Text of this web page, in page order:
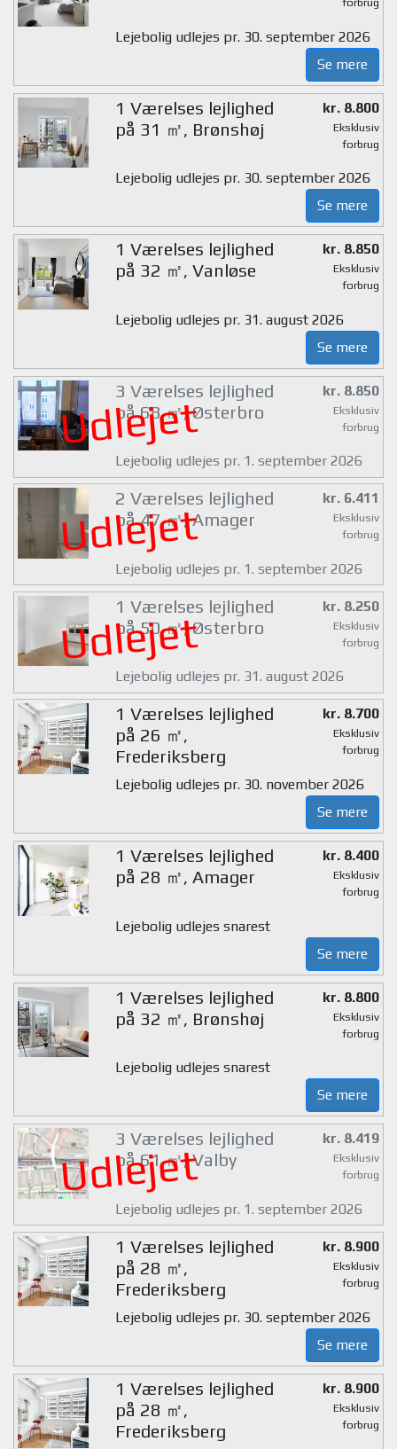
Lejebolig udlejes pr. 30. september 2026
Se mere
1 Værelses lejlighed
på 31 ㎡, Brønshøj
kr. 8.800
Eksklusiv
forbrug
Lejebolig udlejes pr. 30. september 2026
Se mere
1 Værelses lejlighed
på 32 ㎡, Vanløse
kr. 8.850
Eksklusiv
forbrug
Lejebolig udlejes pr. 31. august 2026
Se mere
Udlejet
3 Værelses lejlighed
på 68 ㎡, Østerbro
kr. 8.850
Eksklusiv
forbrug
Lejebolig udlejes pr. 1. september 2026
Udlejet
2 Værelses lejlighed
på 47 ㎡, Amager
kr. 6.411
Eksklusiv
forbrug
Lejebolig udlejes pr. 1. september 2026
Udlejet
1 Værelses lejlighed
på 50 ㎡, Østerbro
kr. 8.250
Eksklusiv
forbrug
Lejebolig udlejes pr. 31. august 2026
1 Værelses lejlighed
på 26 ㎡,
Frederiksberg
kr. 8.700
Eksklusiv
forbrug
Lejebolig udlejes pr. 30. november 2026
Se mere
1 Værelses lejlighed
på 28 ㎡, Amager
kr. 8.400
Eksklusiv
forbrug
Lejebolig udlejes snarest
Se mere
1 Værelses lejlighed
på 32 ㎡, Brønshøj
kr. 8.800
Eksklusiv
forbrug
Lejebolig udlejes snarest
Se mere
Udlejet
3 Værelses lejlighed
på 61 ㎡, Valby
kr. 8.419
Eksklusiv
forbrug
Lejebolig udlejes pr. 1. september 2026
1 Værelses lejlighed
på 28 ㎡,
Frederiksberg
kr. 8.900
Eksklusiv
forbrug
Lejebolig udlejes pr. 30. september 2026
Se mere
1 Værelses lejlighed
på 28 ㎡,
Frederiksberg
kr. 8.900
Eksklusiv
forbrug